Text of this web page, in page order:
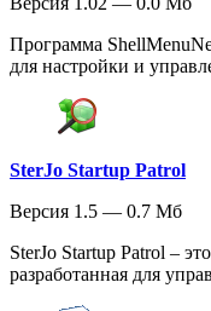
Программа
для настройки и
SterJo Startup Patrol
Версия 1.5 — 0.7 Мб
SterJo Startup Patrol –
разработанная для